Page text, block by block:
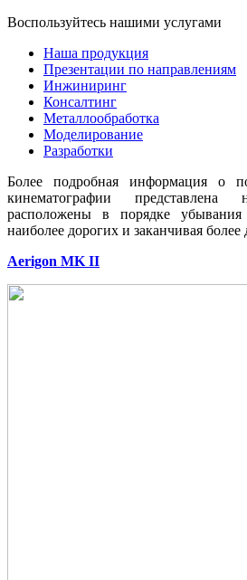
Воспользуйтесь нашими услугами
Наша продукция
Презентации по направлениям
Инжиниринг
Консалтинг
Металлообработка
Моделирование
Разработки
Более подробная информация о
кинематографии представлена
расположены в порядке
наиболее дорогих и заканчивая
Aerigon MK II